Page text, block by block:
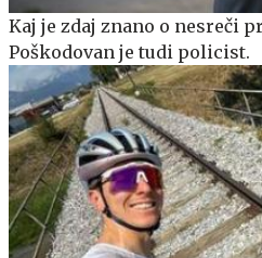
Kaj je zdaj znano o nesreči
Poškodovan je tudi policist.